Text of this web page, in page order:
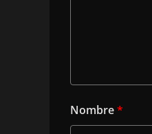
Nombre*